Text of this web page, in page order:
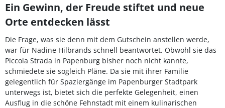
Ein Gewinn, der Freude stiftet und neue
Orte entdecken lässt
Die Frage, was sie denn mit dem Gutschein anstellen werde,
war für Nadine Hilbrands schnell beantwortet. Obwohl sie das
Piccola Strada in Papenburg bisher noch nicht kannte,
schmiedete sie sogleich Pläne. Da sie mit ihrer Familie
gelegentlich für Spaziergänge im Papenburger Stadtpark
unterwegs ist, bietet sich die perfekte Gelegenheit, einen
Ausflug in die schöne Fehnstadt mit einem kulinarischen